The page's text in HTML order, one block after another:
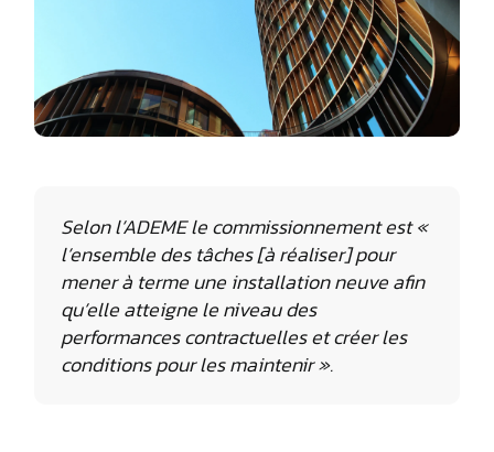
Selon l’ADEME le commissionnement est «
l’ensemble des tâches [à réaliser] pour
mener à terme une installation neuve afin
qu’elle atteigne le niveau des
performances contractuelles et créer les
conditions pour les maintenir ».